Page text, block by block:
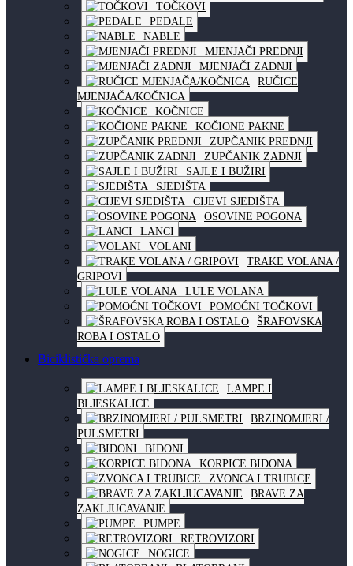
TOČKOVI
PEDALE
NABLE
MJENJAČI PREDNJI
MJENJAČI ZADNJI
RUČICE
MJENJAČA/KOČNICA
KOČNICE
KOČIONE PAKNE
ZUPČANIK PREDNJI
ZUPČANIK ZADNJI
SAJLE I BUŽIRI
SJEDIŠTA
CIJEVI SJEDIŠTA
OSOVINE POGONA
LANCI
VOLANI
TRAKE VOLANA /
GRIPOVI
LULE VOLANA
POMOĆNI TOČKOVI
ŠRAFOVSKA
ROBA I OSTALO
Biciklistička oprema
LAMPE I
BLJESKALICE
BRZINOMJERI /
PULSMETRI
BIDONI
KORPICE BIDONA
ZVONCA I TRUBICE
BRAVE ZA
ZAKLJUCAVANJE
PUMPE
RETROVIZORI
NOGICE